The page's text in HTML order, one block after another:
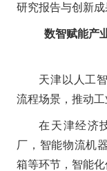
研究报告与创新成
数智赋能产
天津以人工
流程场景，推动工
在天津经济
厂，智能物流机
箱等环节，智能化